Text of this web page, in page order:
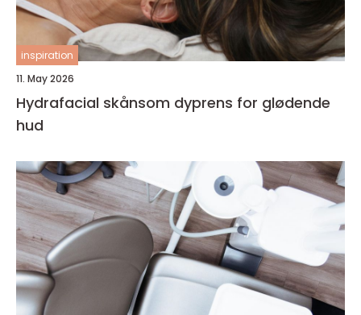
inspiration
11. May 2026
Hydrafacial skånsom dyprens for glødende
hud